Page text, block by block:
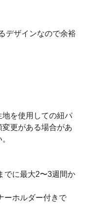
デザインなので余裕
を使用しての紐パ
更がある場合があ
でに最大2〜3週間か
ーホルダー付きで